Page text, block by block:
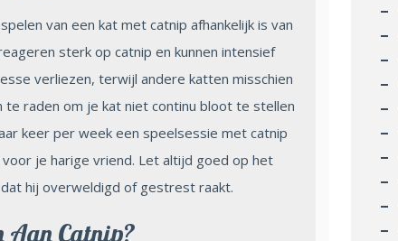
van een kat met catnip afhankelijk is van
sterk op catnip en kunnen intensief
verliezen, terwijl andere katten misschien
raden om je kat niet continu bloot te stellen
keer per week een speelsessie met catnip
je harige vriend. Let altijd goed op het
hij overweldigd of gestrest raakt.
Aan Catnip?